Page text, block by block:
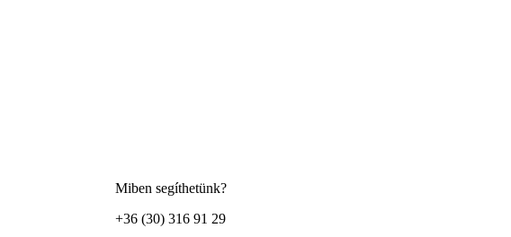
Miben segíthetünk?
+36 (30) 316 91 29